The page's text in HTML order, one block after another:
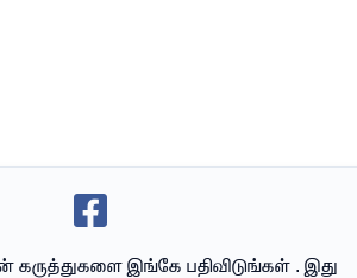
கருத்துகளை இங்கே பதிவிடுங்கள் . இது